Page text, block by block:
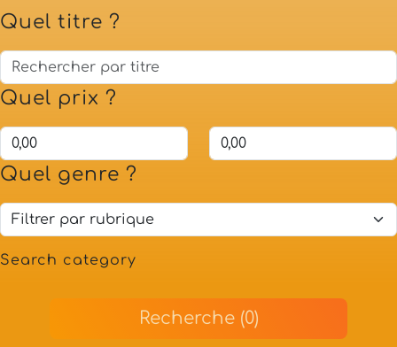
Quel titre ?
Quel prix ?
Quel genre ?
Search category
Recherche (0)